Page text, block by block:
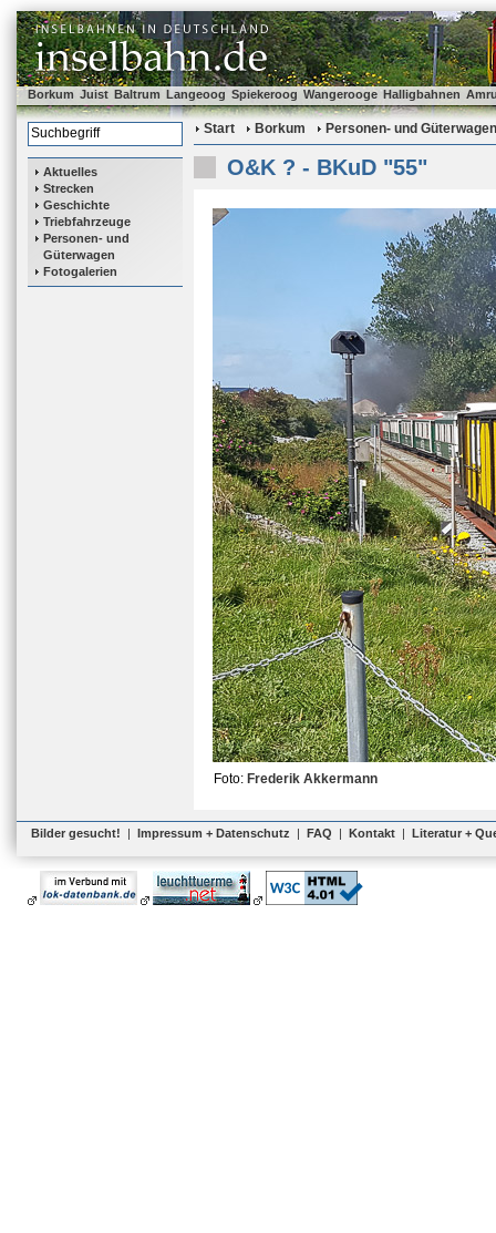
Borkum Juist Baltrum Langeoog Spiekeroog Wangerooge Halligbahnen
Aktuelles
Strecken
Geschichte
Triebfahrzeuge
Personen- und
Güterwagen
Fotogalerien
Start Borkum Personen- und Güterwagen
O&K ? - BKuD "55"
Foto: Frederik Akkermann
Bilder gesucht! | Impressum + Datenschutz | FAQ | Kontakt | Literatur +